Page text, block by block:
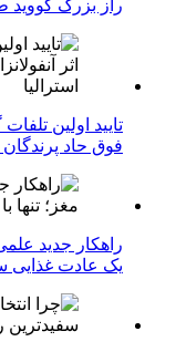
راز بزرگ کووید
تایید اولین
فوق حاد پرندگان H5N1 در استرالیا
راهکار جدید
یک عادت غذایی